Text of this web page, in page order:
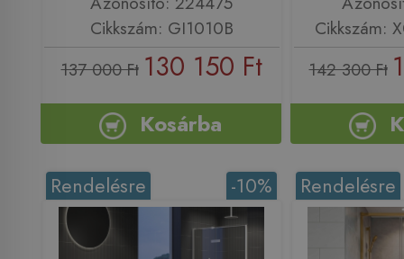
Cikkszám: GI1010B
137 000 Ft 130 150 Ft
Kosárba
Cikkszám:
142 300 Ft
-10%
Rendelésre Rendelésre